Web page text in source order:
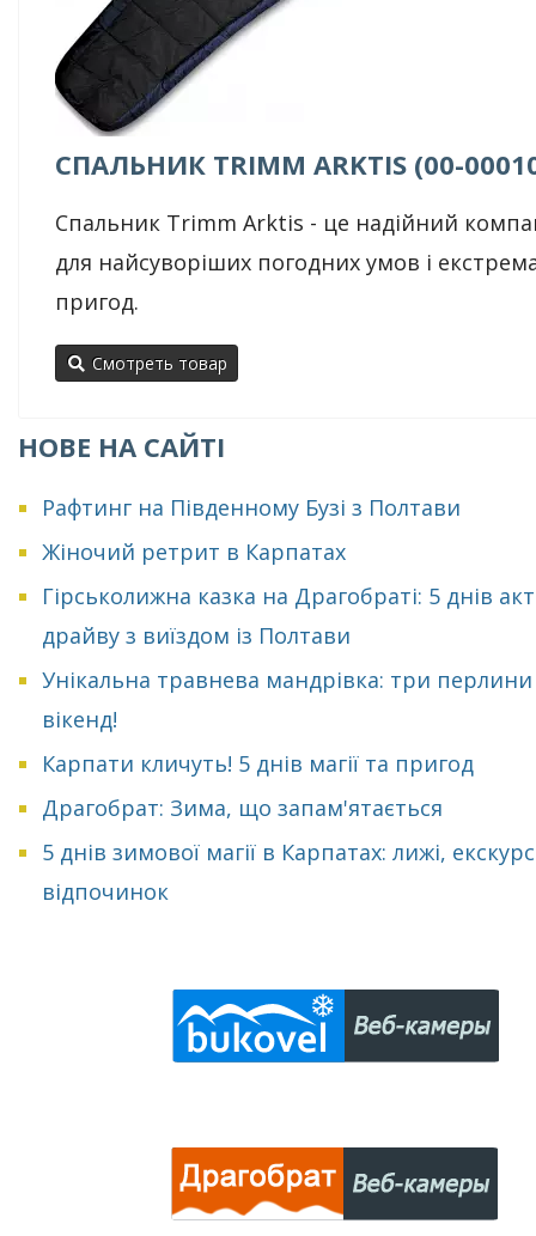
СПАЛЬНИК TRIMM ARKTIS (00-
Спальник Trimm Arktis - це надійний
для найсуворіших погодних умов і
пригод.
Смотреть товар
НОВЕ НА САЙТІ
Рафтинг на Південному Бузі з Полтави
Жіночий ретрит в Карпатах
Гірськолижна казка на Драгобраті: 5 днів
драйву з виїздом із Полтави
Унікальна травнева мандрівка: три
вікенд!
Карпати кличуть! 5 днів магії та пригод
Драгобрат: Зима, що запам'ятається
5 днів зимової магії в Карпатах: лижі,
відпочинок